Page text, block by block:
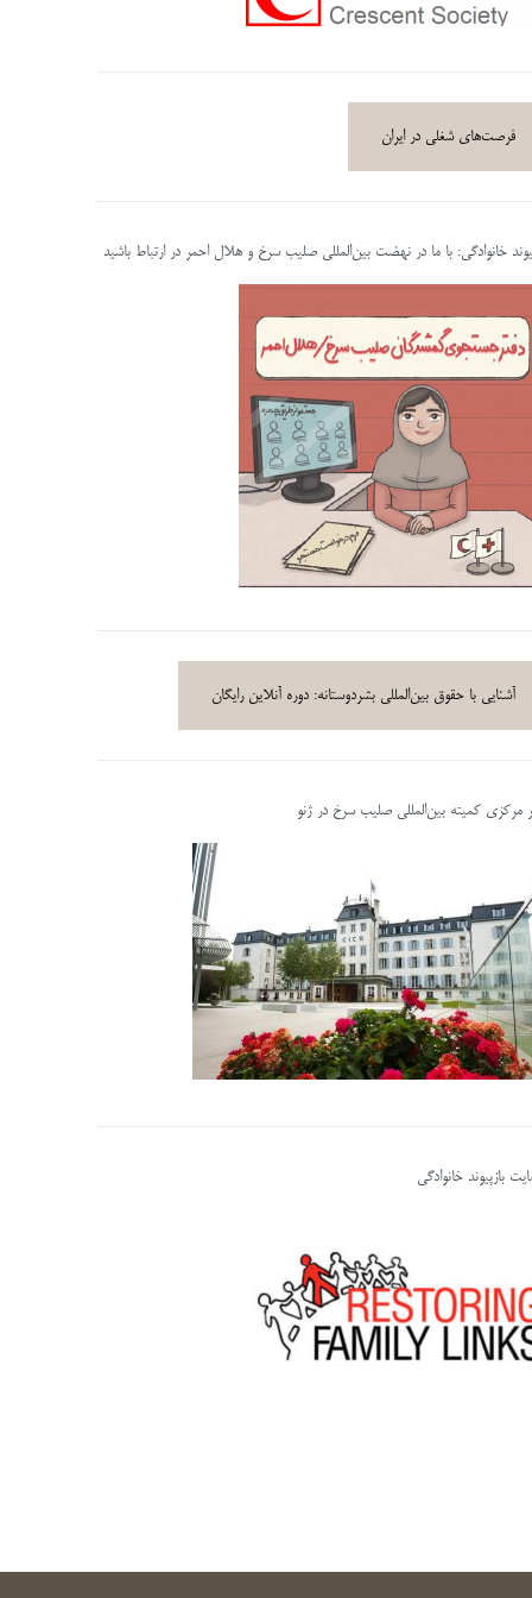
فرصت‌های شغلی در ایران
خانوادگی: با ما در نهضت بین‌المللی صلیب سرخ و هلال احمر در ارتباط باشید
آشنایی با حقوق بین‌المللی بشردوستانه: دوره آنلاین رایگان
مرکزی کمیته بین‌المللی صلیب سرخ در ژنو
بازپیوند خانوادگی